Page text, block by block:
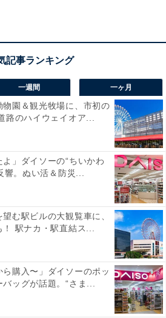
も！
『ポケットモンスター』とのコ
ムの販売開始を告知した同アカウ
系の商品がそろっています。気に
してみてくださいね。
むらパーク(オンラインストア)に
表」のユニフォームデザインの
像をご確認ください。
なく！https://t.co/OHC7XlO6ke
nlC2nPjaTS
ョンセンターしまむら
一週間 一ヶ月
物園＆観光牧場に、市初の
路のハイウェイオア...
よ」ダイソーの“ちいかわ
響。ぬい活＆防災...
望む駅ビルの大観覧車に、
駅ナカ・駅直結ス...
ら購入〜」ダイソーのポッ
ッグが話題。“さま...